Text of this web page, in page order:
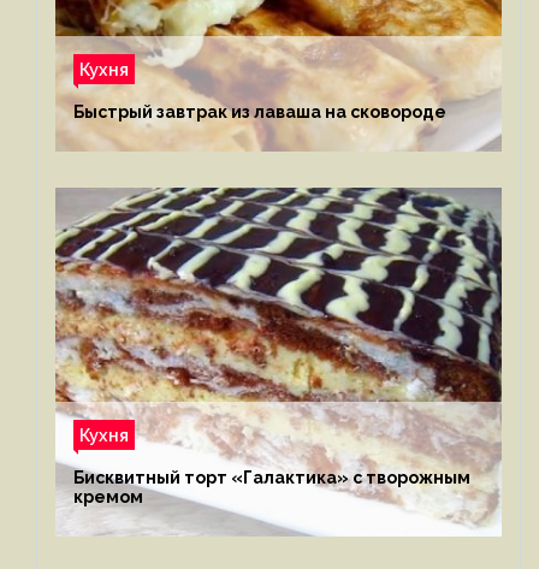
Кухня
Быстрый завтрак из лаваша на сковороде
Кухня
Бисквитный торт «Галактика» с творожным
кремом